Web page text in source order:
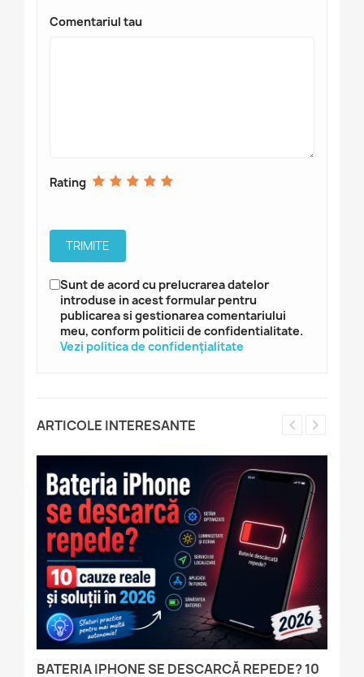
Comentariul tau
Rating
Sunt de acord cu prelucrarea datelor
introduse in acest formular pentru
publicarea si gestionarea comentariului
meu, conform politicii de confidentialitate.
Vezi politica de confidențialitate
ARTICOLE INTERESANTE
BATERIA IPHONE SE DESCARCĂ REPEDE? 10